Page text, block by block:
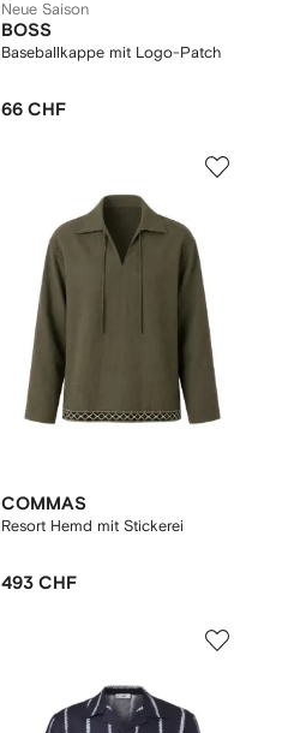
Neue Saison
BOSS
Baseballkappe mit Logo-Patch
66 CHF
COMMAS
Resort Hemd mit Stickerei
493 CHF